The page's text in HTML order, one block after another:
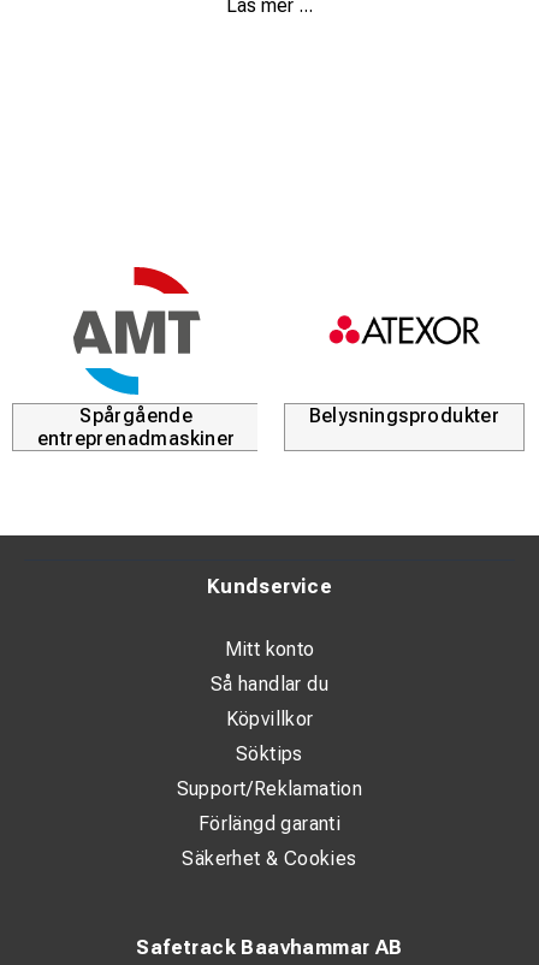
bromssystem säkerställer minimalt underhåll och hög
bromssystem som kan regleras hydrauliskt eller
pneumatiskt för säker och kontrollerad drift.
Standardutrustning
AMT:s järnvägsvagnar levereras som standard med:
Utöver basmodellerna kan vagnarna anpassas med
exempelvis nedsänkt lastplan, tätt golv eller
containerroteringssystem. Hydrauliska lösningar och extra
Flera standardmodeller finns tillgängliga från lager.
Grundutföranden
Läs mer ...
Spårgående
entreprenadmaskiner
Belysningsprodukter
Safetrack Baavhammar AB
Kundservice
Mitt konto
Så handlar du
Köpvillkor
Söktips
Support/Reklamation
Förlängd garanti
Säkerhet & Cookies